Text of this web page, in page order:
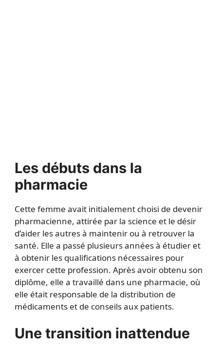
Les débuts dans la
pharmacie
Cette femme avait initialement choisi de devenir
pharmacienne, attirée par la science et le désir
d’aider les autres à maintenir ou à retrouver la
santé. Elle a passé plusieurs années à étudier et
à obtenir les qualifications nécessaires pour
exercer cette profession. Après avoir obtenu son
diplôme, elle a travaillé dans une pharmacie, où
elle était responsable de la distribution de
médicaments et de conseils aux patients.
Une transition inattendue